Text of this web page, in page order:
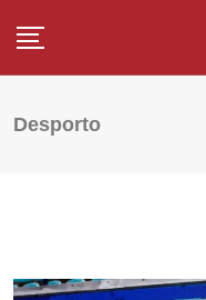
Desporto